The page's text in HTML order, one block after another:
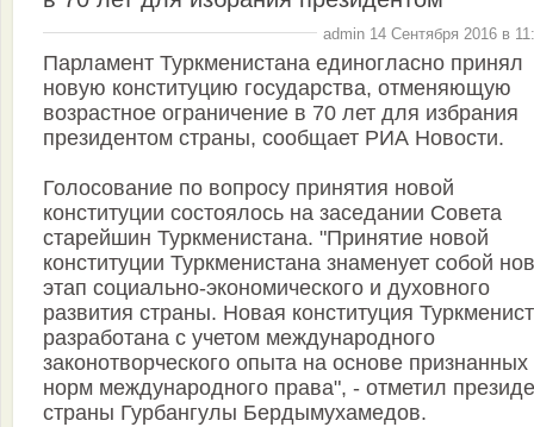
admin 14 Сентября 2016 в
Парламент Туркменистана единогласно принял
новую конституцию государства, отменяющую
возрастное ограничение в 70 лет для избрания
президентом страны, сообщает РИА Новости.
Голосование по вопросу принятия новой
конституции состоялось на заседании Совета
старейшин Туркменистана. "Принятие новой
конституции Туркменистана знаменует собой
этап социально-экономического и духовного
развития страны. Новая конституция
разработана с учетом международного
законотворческого опыта на основе признанных
норм международного права", - отметил
страны Гурбангулы Бердымухамедов.